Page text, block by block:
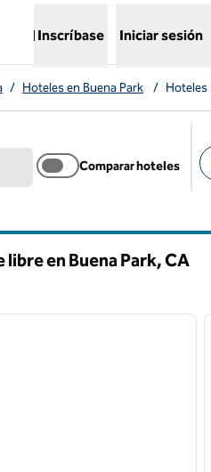
Inscríbase Iniciar sesión
/ Hoteles en Buena Park / Hoteles
Comparar hoteles
libre en Buena Park,CA